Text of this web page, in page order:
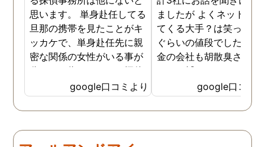
す。
思います。 単身赴任してる
旦那の携帯を見たことがキ
ッカケで、単身赴任先に親
密な関係の女性がいる事が
分かった為、なのはな探偵
事務所さんにお願いする事
になりました。 こちらの探
偵事務所さんの社長さんは
てた事もあり、親切丁寧
google口コミより
ましたが よくネット等
てくる大手？は笑っちゃ
ぐらいの値段でした。
金の会社も胡散臭さがど
しても拭えなくて、、、
ちらの相談員？さんは人
経験が豊富な様で自分の
みにそったアドバイスを
る前後も頻繁に連絡いた
google口コミ